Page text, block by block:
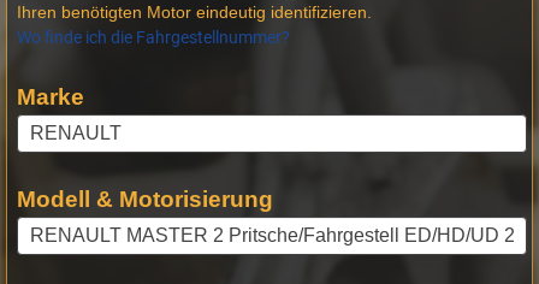
Ihren benötigten Motor eindeutig identifizieren.
Wo finde ich die Fahrgestellnummer?
Marke
Modell & Motorisierung